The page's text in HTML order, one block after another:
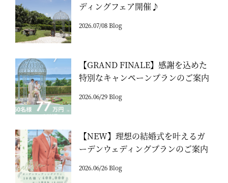
ディングフェア開催♪
2026.07/08 Blog
【GRAND FINALE】感謝を込めた
特別なキャンペーンプランのご案内
2026.06/29 Blog
【NEW】理想の結婚式を叶えるガ
ーデンウェディングプランのご案内
2026.06/26 Blog